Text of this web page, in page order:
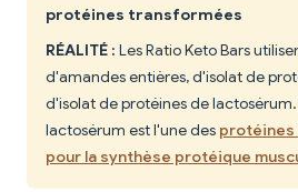
protéines transformées
RÉALITÉ : Les Ratio Keto Bars
d'amandes entières, d'isolat de
d'isolat de protéines de
lactosérum est l'une des protéines
pour la synthèse protéique